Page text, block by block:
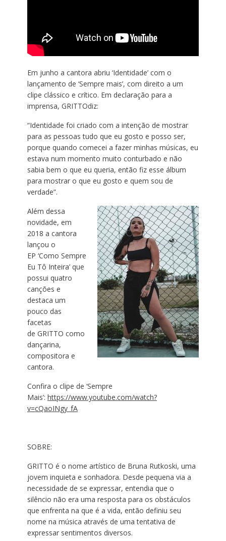
Em junho a cantora abriu ‘Identidade’ com o
lançamento de ‘Sempre mais’, com direito a um
clipe clássico e crítico. Em declaração para a
imprensa, GRITTOdiz:
“Identidade foi criado com a intenção de mostrar
para as pessoas tudo que eu gosto e posso ser,
porque quando comecei a fazer minhas músicas, eu
estava num momento muito conturbado e não
sabia bem o que eu queria, então fiz esse álbum
para mostrar o que eu gosto e quem sou de
verdade”.
Além dessa
novidade, em
2018 a cantora
lançou o
EP ‘Como Sempre
Eu Tô Inteira’que
possui quatro
canções e
destaca um
pouco das
facetas
de GRITTO como
dançarina,
compositora e
cantora.
Confira o clipe de ‘Sempre
Mais’: https://www.youtube.com/watch?
v=cQaoINgy_fA
SOBRE:
GRITTO é o nome artístico de Bruna Rutkoski, uma
jovem inquieta e sonhadora. Desde pequena via a
necessidade de se expressar, entendia que o
silêncio não era uma resposta para os obstáculos
que enfrenta na que é a vida, então definiu seu
nome na música através de uma tentativa de
expressar sentimentos diversos.